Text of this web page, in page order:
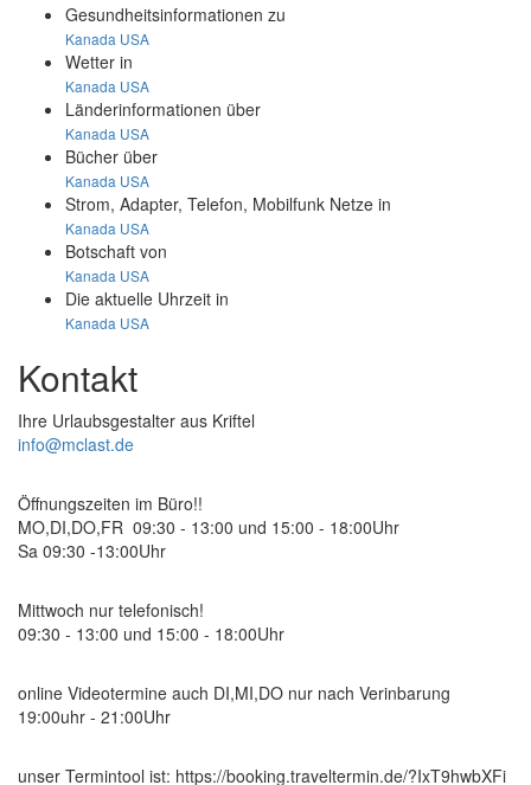
Gesundheitsinformationen zu
Kanada USA
Wetter in
Kanada USA
Länderinformationen über
Kanada USA
Bücher über
Kanada USA
Strom, Adapter, Telefon, Mobilfunk Netze in
Kanada USA
Botschaft von
Kanada USA
Die aktuelle Uhrzeit in
Kanada USA
Kontakt
Ihre Urlaubsgestalter aus Kriftel
info@mclast.de
Öffnungszeiten im Büro!!
MO,DI,DO,FR 09:30 - 13:00 und 15:00 - 18:00Uhr
Sa 09:30 -13:00Uhr
Mittwoch nur telefonisch!
09:30 - 13:00 und 15:00 - 18:00Uhr
online Videotermine auch DI,MI,DO nur nach Verinbarung
19:00uhr - 21:00Uhr
unser Termintool ist: https://booking.traveltermin.de/?IxT9hwbXFi